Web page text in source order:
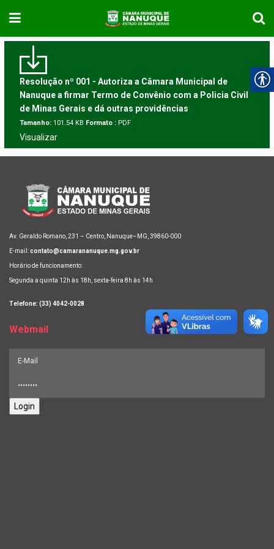
Resolução nº 001 - Autoriza a Câmara Municipal de
Nanuque a firmar Termo de Convênio com a Policia Civil
de Minas Gerais e dá outras providências
Tamanho: 101.54 KB Formato : PDF
Visualizar
Av. Geraldo Romano, 231 – Centro, Nanuque–MG, 39860-000
E-mail:contato@camarananuque.mg.gov.br
Horário de funcionamento:
Segunda a quinta 12h às 18h, sexta-feira 8h às 14h
Telefone: (33) 4042-0028
Webmail
Login